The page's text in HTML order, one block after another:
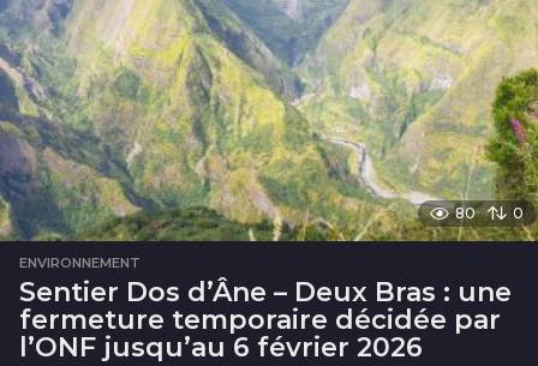
80 0
ENVIRONNEMENT
Sentier Dos d’Âne – Deux Bras : une
fermeture temporaire décidée par
l’ONF jusqu’au 6 février 2026